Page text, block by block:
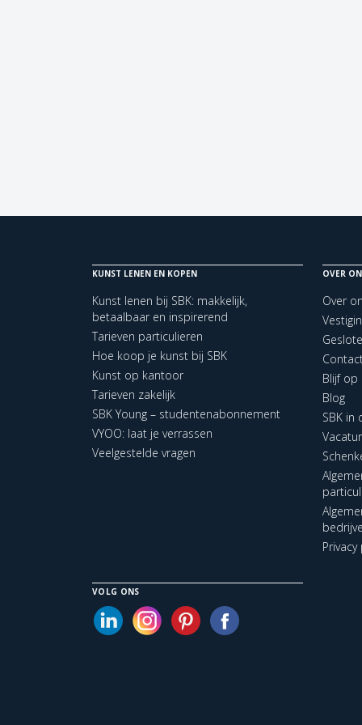
KUNST LENEN EN KOPEN
Kunst lenen bij SBK: makkelijk,
betaalbaar en inspirerend
Tarieven particulieren
Hoe koop je kunst bij SBK
Kunst op kantoor
Tarieven zakelijk
SBK Young – studentenabonnement
VYOO: laat je verrassen
Veelgestelde vragen
OVER
Over
Blijf op
Blog
SBK in
VOLG ONS